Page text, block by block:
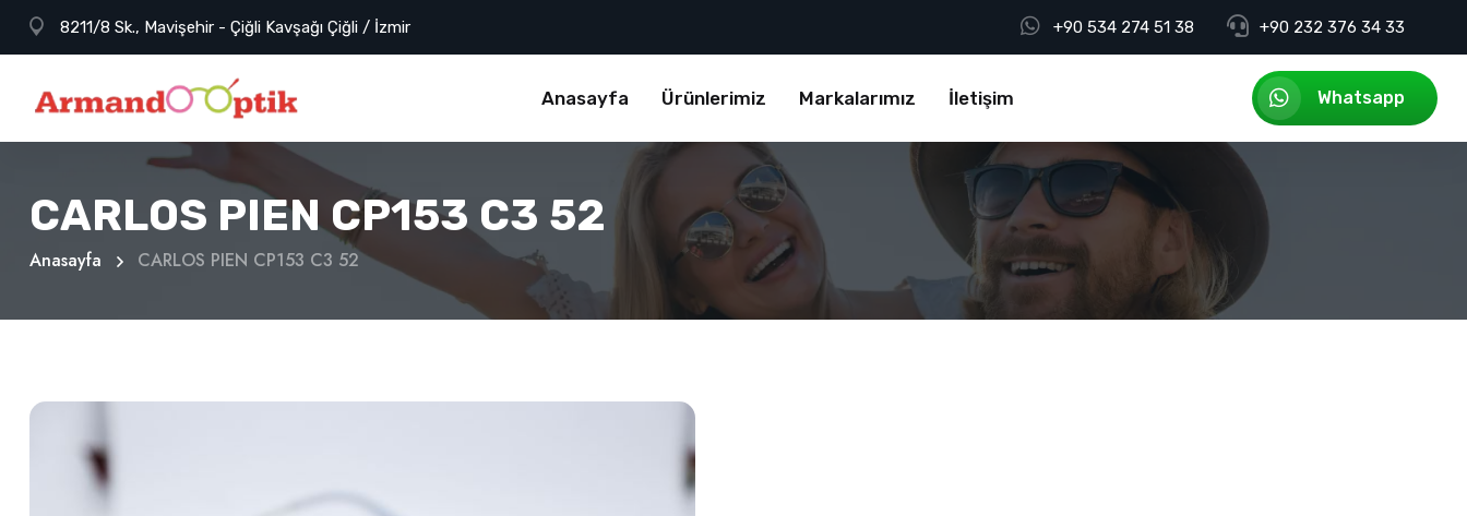
8211/8 Sk., Mavişehir - Çiğli Kavşağı Çiğli / İzmir +90 534 274 51 38 +90 232 376 34 33
Anasayfa Ürünlerimiz Markalarımız İletişim Whatsapp
CARLOS PIEN CP153 C3 52
Anasayfa CARLOS PIEN CP153 C3 52